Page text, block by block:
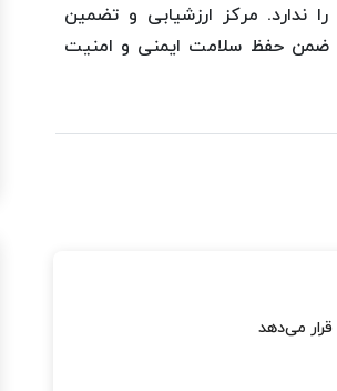
ندارد. مرکز ارزشیابی و تضمین
ضمن حفظ سلامت ایمنی و امنیت
می‌دهد